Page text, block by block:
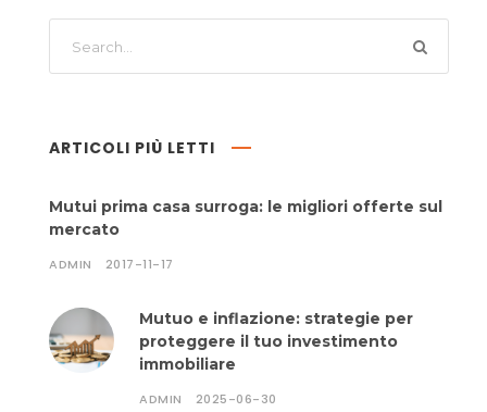
ARTICOLI PIÙ LETTI
Mutui prima casa surroga: le migliori offerte sul
mercato
ADMIN 2017-11-17
Mutuo e inflazione: strategie per
proteggere il tuo investimento
immobiliare
ADMIN 2025-06-30